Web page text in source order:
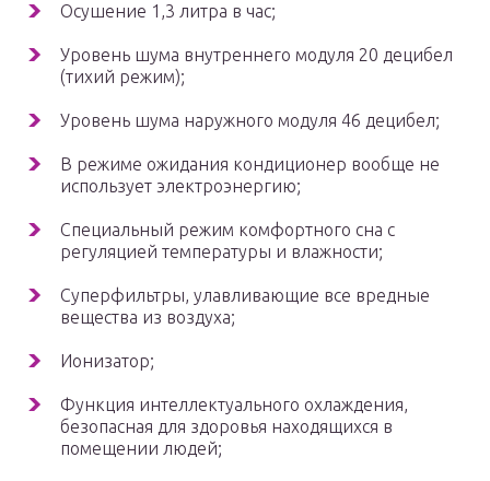
Осушение 1,3 литра в час;
Уровень шума внутреннего модуля 20 децибел
(тихий режим);
Уровень шума наружного модуля 46 децибел;
В режиме ожидания кондиционер вообще не
использует электроэнергию;
Специальный режим комфортного сна с
регуляцией температуры и влажности;
Суперфильтры, улавливающие все вредные
вещества из воздуха;
Ионизатор;
Функция интеллектуального охлаждения,
безопасная для здоровья находящихся в
помещении людей;